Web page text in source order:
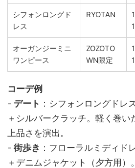
シフォンロングド
レス
RYOTAN
オーガンジーミニ
ワンピース
ZOZOTO
WN限定
コーデ例
- デート ：シフォンロングドレ
＋シルバークラッチ。軽く巻い
上品さを演出。
- 街歩き ：フローラルミディド
＋デニムジャケット（夕方用）